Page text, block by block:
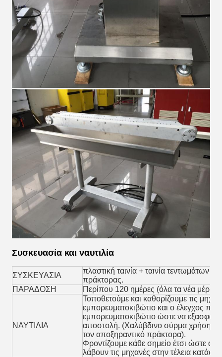
Συσκευασία και ναυτιλία
ΣΥΣΚΕΥΑΣΙΑ
πλαστική ταινία + ταινία τεντωμάτων
πράκτορας.
ΠΑΡΑΔΟΣΗ
Περίπου 120 ημέρες (όλα τα νέα μέρη)
ΝΑΥΤΙΛΙΑ
Τοποθετούμε και καθορίζουμε τις
εμπορευματοκιβώτιο και ο έλεγχος
εμπορευματοκιβώτιο ώστε να
αποστολή. (Χαλύβδινο σύρμα χρήσης
τον αποξηραντικό πράκτορα).
Φροντίζουμε κάθε σημείο έτσι ώστε
λάβουν τις μηχανές στην τέλεια